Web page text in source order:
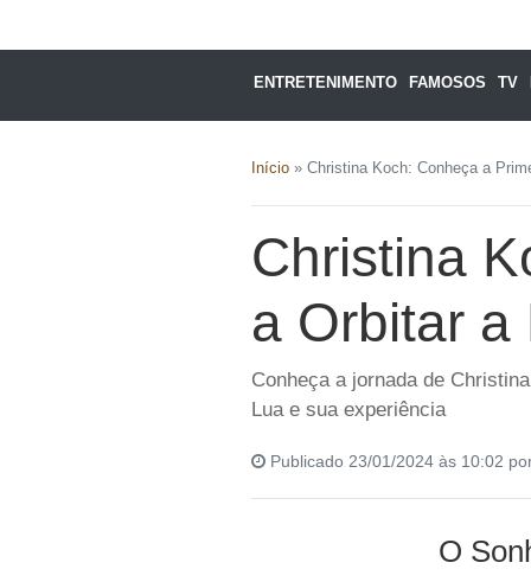
ENTRETENIMENTO FAMOSOS TV
Início » Christina Koch: Conheça a
Christina
a Orbitar a
Conheça a jornada de
Lua e sua experiência
Publicado 23/01/2024 às 10:02
O